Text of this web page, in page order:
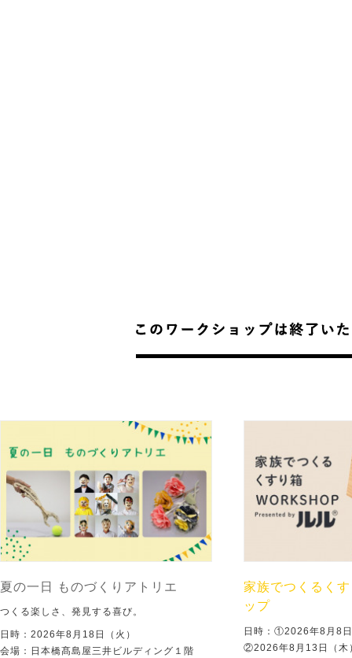
夏の一日 ものづくりアトリエ
つくる楽しさ、発見する喜び。
日時：2026年8月18日（火）
会場：日本橋髙島屋三井ビルディング１階
家族でつくるく
ップ
日時：①2026年8月8
②2026年8月13日（木